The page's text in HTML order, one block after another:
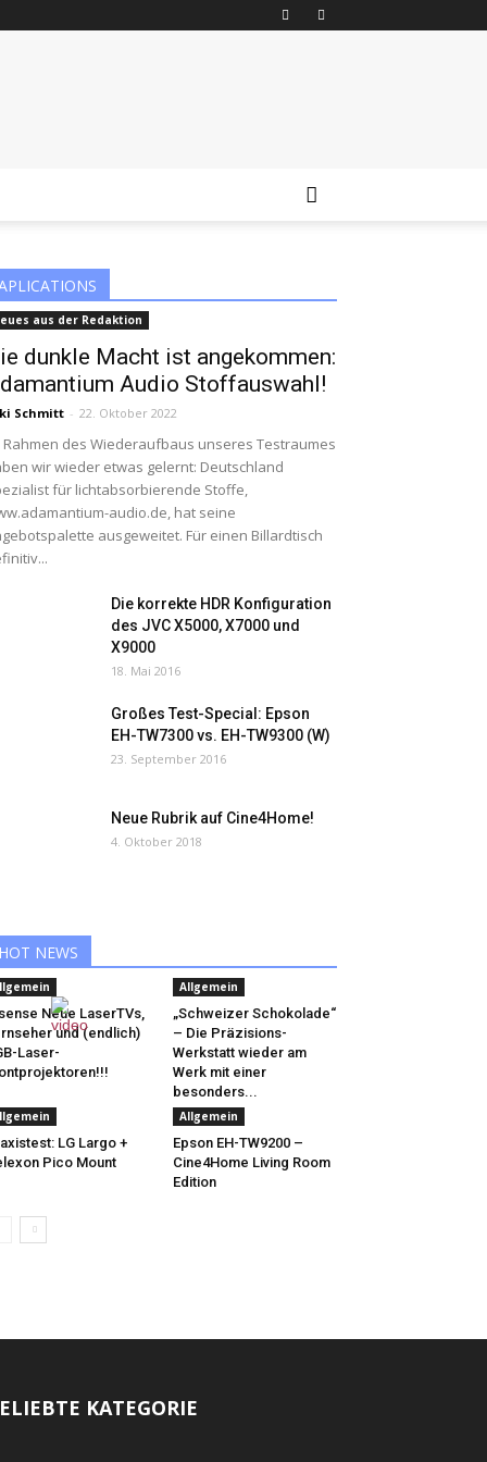
aus der Redaktion
dunkle Macht ist angekommen:
Audio Stoffauswahl!
Schmitt - 22. Oktober 2022
Rahmen des Wiederaufbaus unseres Testraumes
wir wieder etwas gelernt: Deutschland
für lichtabsorbierende Stoffe,
audio.de, hat seine
ausgeweitet. Für einen Billardtisch
Die korrekte HDR Konfiguration
des JVC X5000, X7000 und
X9000
18. Mai 2016
Großes Test-Special: Epson
EH-TW7300 vs. EH-TW9300 (W)
23. September 2016
Neue Rubrik auf Cine4Home!
4. Oktober 2018
NEWS
Neue LaserTVs,
und (endlich)
Laser-
Allgemein
„Schweizer Schokolade“
– Die Präzisions-
Werkstatt wieder am
Werk mit einer
besonders...
LG Largo +
Pico Mount
Allgemein
Epson EH-TW9200 –
Cine4Home Living Room
Edition
KATEGORIE